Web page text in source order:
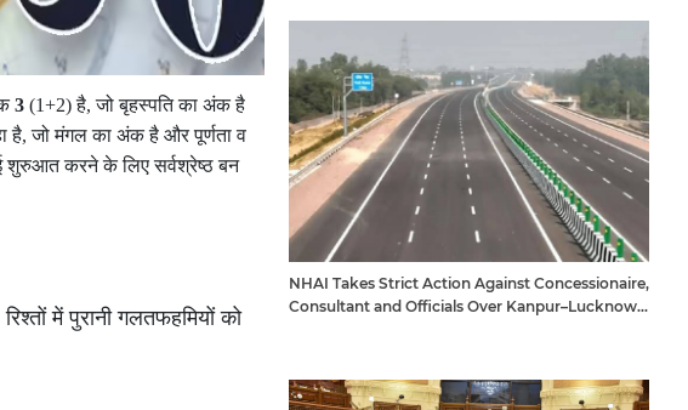
3 (1+2) है, जो बृहस्पति का अंक है
है, जो मंगल का अंक है और पूर्णता व
शुरुआत करने के लिए सर्वश्रेष्ठ बन
में पुरानी गलतफहमियों को
NHAI Takes Strict Action Against Concessionaire,
Consultant and Officials Over Kanpur–Lucknow